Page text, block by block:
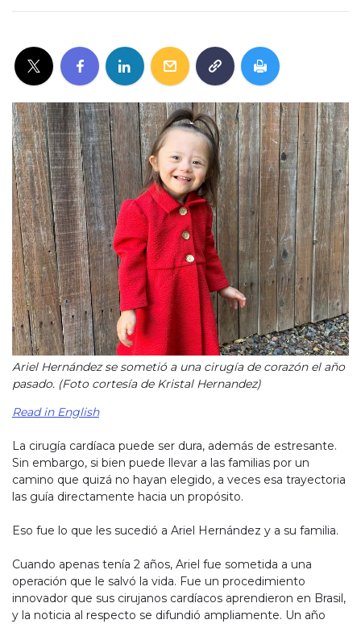
Ariel Hernández se sometió a una cirugía de corazón el año
pasado. (Foto cortesía de Kristal Hernandez)
Read in English
La cirugía cardíaca puede ser dura, además de estresante.
Sin embargo, si bien puede llevar a las familias por un
camino que quizá no hayan elegido, a veces esa trayectoria
las guía directamente hacia un propósito.
Eso fue lo que les sucedió a Ariel Hernández y a su familia.
Cuando apenas tenía 2 años, Ariel fue sometida a una
operación que le salvó la vida. Fue un procedimiento
innovador que sus cirujanos cardíacos aprendieron en Brasil,
y la noticia al respecto se difundió ampliamente. Un año